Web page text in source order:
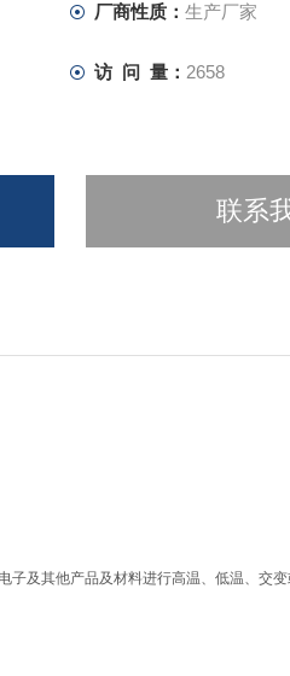
厂商性质： 生产厂家
访 问 量： 2658
联系
及其他产品及材料进行高温、低温、交